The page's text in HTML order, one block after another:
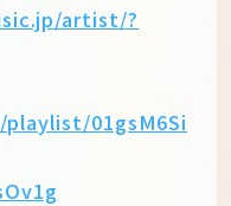
artist/?
01gsM6Si